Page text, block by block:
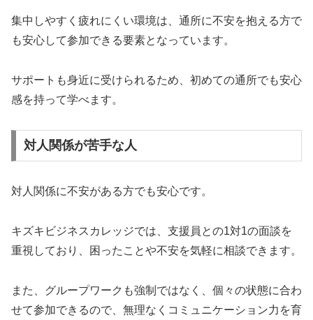
集中しやすく疲れにくい環境は、通所に不安を抱える方で
も安心して参加できる要素となっています。
サポートも身近に受けられるため、初めての通所でも安心
感を持って学べます。
対人関係が苦手な人
対人関係に不安がある方でも安心です。
キズキビジネスカレッジでは、支援員との1対1の面談を
重視しており、困ったことや不安を気軽に相談できます。
また、グループワークも強制ではなく、個々の状態に合わ
せて参加できるので、無理なくコミュニケーション力を育